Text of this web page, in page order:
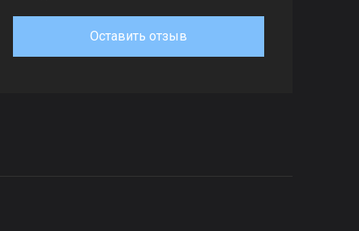
Оставить отзыв